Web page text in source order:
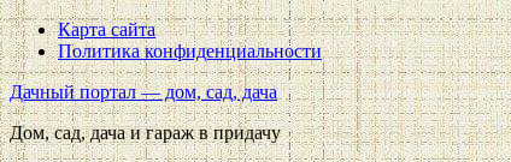
Карта сайта
Политика конфиденциальности
Дачный портал — дом, сад, дача
Дом, сад, дача и гараж в придачу